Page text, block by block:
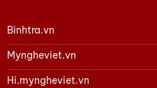
Binhtra.vn
Myngheviet.vn
Hi.myngheviet.vn